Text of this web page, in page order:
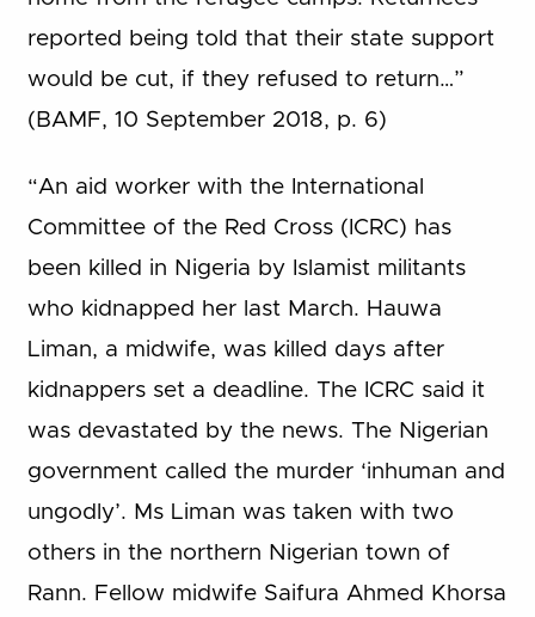
reported being told that their state support
would be cut, if they refused to return…”
(BAMF, 10 September 2018, p. 6)
“An aid worker with the International
Committee of the Red Cross (ICRC) has
been killed in Nigeria by Islamist militants
who kidnapped her last March. Hauwa
Liman, a midwife, was killed days after
kidnappers set a deadline. The ICRC said it
was devastated by the news. The Nigerian
government called the murder ‘inhuman and
ungodly’. Ms Liman was taken with two
others in the northern Nigerian town of
Rann. Fellow midwife Saifura Ahmed Khorsa